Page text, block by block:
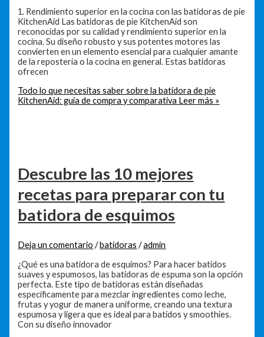
1. Rendimiento superior en la cocina con las batidoras de pie
KitchenAid Las batidoras de pie KitchenAid son
reconocidas por su calidad y rendimiento superior en la
cocina. Su diseño robusto y sus potentes motores las
convierten en un elemento esencial para cualquier amante
de la repostería o la cocina en general. Estas batidoras
ofrecen
Todo lo que necesitas saber sobre la batidora de pie
KitchenAid: guía de compra y comparativa Leer más »
Descubre las 10 mejores
recetas para preparar con tu
batidora de esquimos
Deja un comentario /batidoras /admin
¿Qué es una batidora de esquimos? Para hacer batidos
suaves y espumosos, las batidoras de espuma son la opción
perfecta. Este tipo de batidoras están diseñadas
específicamente para mezclar ingredientes como leche,
frutas y yogur de manera uniforme, creando una textura
espumosa y ligera que es ideal para batidos y smoothies.
Con su diseño innovador